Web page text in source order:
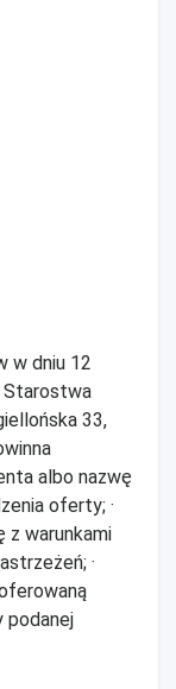
w dniu 12
Starostwa
33,
albo nazwę
oferty; ·
z warunkami
·
podanej